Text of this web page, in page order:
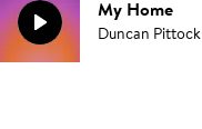
My Home
Duncan Pittock